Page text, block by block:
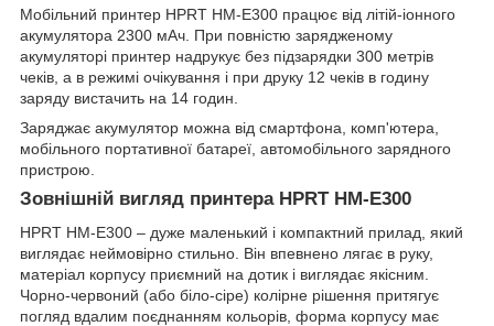
Мобільний принтер HPRT HM-E300 працює від літій-іонного
акумулятора 2300 мАч. При повністю зарядженому
акумуляторі принтер надрукує без підзарядки 300 метрів
чеків, а в режимі очікування і при друку 12 чеків в годину
заряду вистачить на 14 годин.
Заряджає акумулятор можна від смартфона, комп'ютера,
мобільного портативної батареї, автомобільного зарядного
пристрою.
Зовнішній вигляд принтера HPRT HM-E300
HPRT HM-E300 – дуже маленький і компактний прилад, який
виглядає неймовірно стильно. Він впевнено лягає в руку,
матеріал корпусу приємний на дотик і виглядає якісним.
Чорно-червоний (або біло-сіре) колірне рішення притягує
погляд вдалим поєднанням кольорів, форма корпусу має